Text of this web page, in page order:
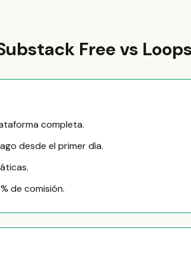
Free vs
completa.
desde el primer día.
de comisión.